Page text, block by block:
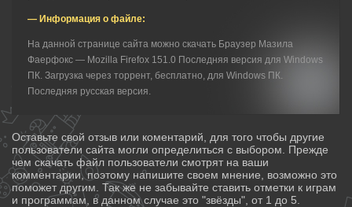
— Информация о файле:
На данной странице сайта можно скачать Браузер Мазила
Фаерфокс — Mozilla Firefox 151.0 Последняя версия для Windows
ПК. Загрузка через торрент, бесплатно, для Windows ПК.
Последняя русская версия.
Оставьте свой отзыв или коментарий, для того чтобы другие
пользователи сайта могли определиться с выбором. Прежде
чем скачать файл пользователи смотрят на ваши
комментарии, поэтому напишите своем мнение, возможно это
поможет другим. Так же не забывайте ставить отметки к играм
и программам, в данном случае это "звёзды", от 1 до 5.